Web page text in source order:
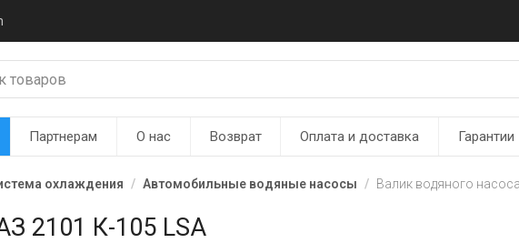
Партнерам О нас Возврат Оплата и доставка Гарантии
охлаждения Автомобильные водяные насосы Валик водяного
2101 К-105 LSA